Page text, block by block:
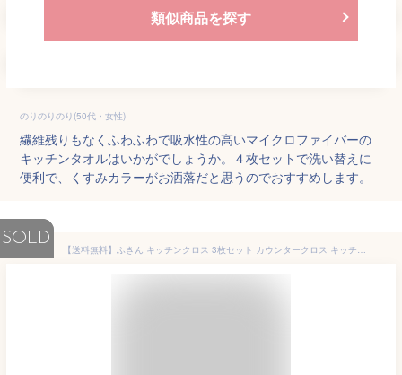
類似商品を探す
のりのりのり(50代・女性)
繊維残りもなくふわふわで吸水性の高いマイクロファイバーの
キッチンタオルはいかがでしょうか。４枚セットで洗い替えに
便利で、くすみカラーがお洒落だと思うのでおすすめします。
SOLD
【送料無料】ふきん キッチンクロス 3枚セット カウンタークロス キッチンタオル 拭きん ティータオル 30*30cm 吸水 速乾 キッチン 食器 台所ふきん 手拭き 台拭き タオル マイクロファイバー テーブルクロス 食器拭き まとめ買い 布巾 おしゃれ